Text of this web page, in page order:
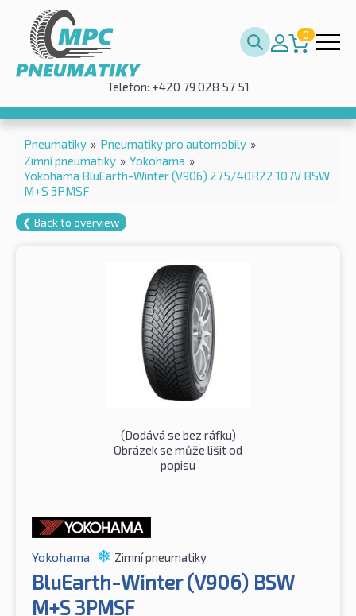
0
Telefon: +420 79 028 57 51
Pneumatiky » Pneumatiky pro automobily »
Zimní pneumatiky » Yokohama »
Yokohama BluEarth-Winter (V906) 275/40R22 107V BSW
M+S 3PMSF
❮ Back to overview
(Dodává se bez ráfku)
Obrázek se může lišit od
popisu
Yokohama Zimní pneumatiky
BluEarth-Winter (V906) BSW
M+S 3PMSF